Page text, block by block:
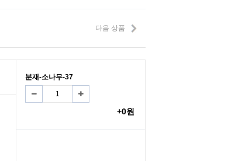
다음 상품
분재-소나무-37
+0원